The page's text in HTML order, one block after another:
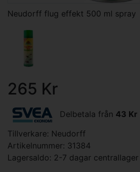
Neudorff flug effekt 500 ml spray
265 Kr
Delbetala från 43 Kr
Tillverkare: Neudorff
Artikelnummer: 31384
Lagersaldo: 2-7 dagar centrallager